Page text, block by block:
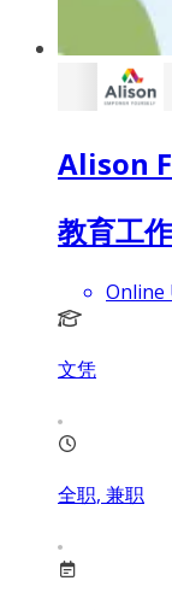
Alison
教育工
Online
文凭
全职, 兼职